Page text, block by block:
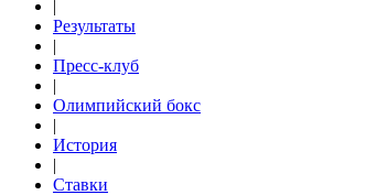
|
Результаты
|
Пресс-клуб
|
Олимпийский бокс
|
История
|
Ставки